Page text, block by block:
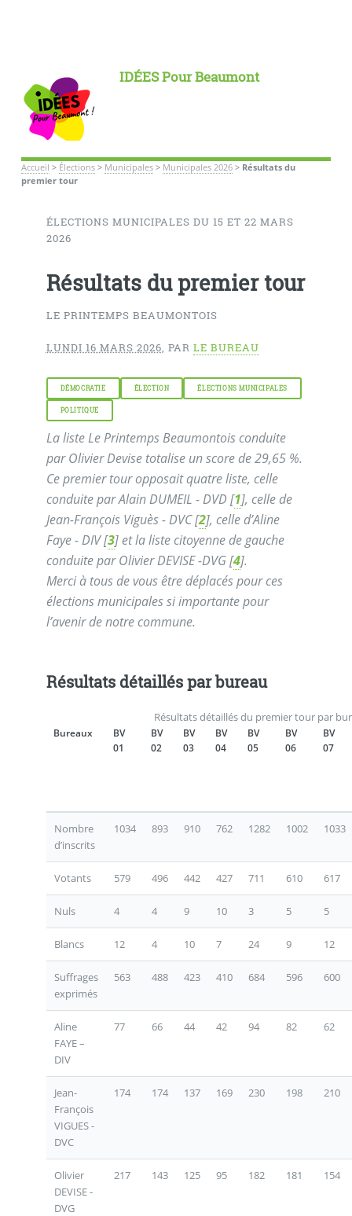
IDÉES Pour Beaumont
Accueil > Élections> Municipales> Municipales 2026> Résultats du
premier tour
ÉLECTIONS MUNICIPALES DU 15 ET 22 MARS
2026
Résultats du premier tour
LE PRINTEMPS BEAUMONTOIS
LUNDI 16 MARS 2026, PAR LE BUREAU
DÉMOCRATIE ÉLECTION ÉLECTIONS MUNICIPALES
POLITIQUE
La liste Le Printemps Beaumontois conduite
par Olivier Devise totalise un score de 29,65 %.
Ce premier tour opposait quatre liste, celle
conduite par Alain DUMEIL - DVD [1], celle de
Jean-François Viguès - DVC[2], celle d’Aline
Faye - DIV[3]et la liste citoyenne de gauche
conduite par Olivier DEVISE -DVG[4].
Merci à tous de vous être déplacés pour ces
élections municipales si importante pour
l’avenir de notre commune.
Résultats détaillés par bureau
Résultats détaillés du premier tour par
Bureaux
BV
01
BV
02
BV
03
BV
04
BV
05
BV
06
BV
07
Nombre
d’inscrits
1034 893 910 762 1282 1002 1033
Votants 579 496 442 427 711 610 617
Nuls 4 4 9 10 3 5 5
Blancs 12 4 10 7 24 9 12
Suffrages
exprimés
563 488 423 410 684 596 600
Aline
FAYE –
DIV
77 66 44 42 94 82 62
Jean-
François
VIGUES -
DVC
174 174 137 169 230 198 210
Olivier
DEVISE -
DVG
217 143 125 95 182 181 154